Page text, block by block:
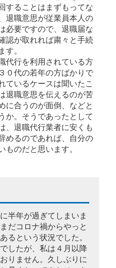
することはまずもってな
退職意思が従業員本人の
必要ですので、退職届な
認が取れれば粛々と手続
す。
代行を利用されている方
０代の若年の方ばかりで
ているケースは聞いたこ
退職意思を伝えるのが苦
に合うのが面倒、などと
か。そうであったとして
、退職代行業者に安くも
めるのであれば、自分の
ものだと思います。
半年が過ぎてしまいま
だコロナ禍からやっと
るという状況でした。
したが、私は４月以降
りません。久しぶりに